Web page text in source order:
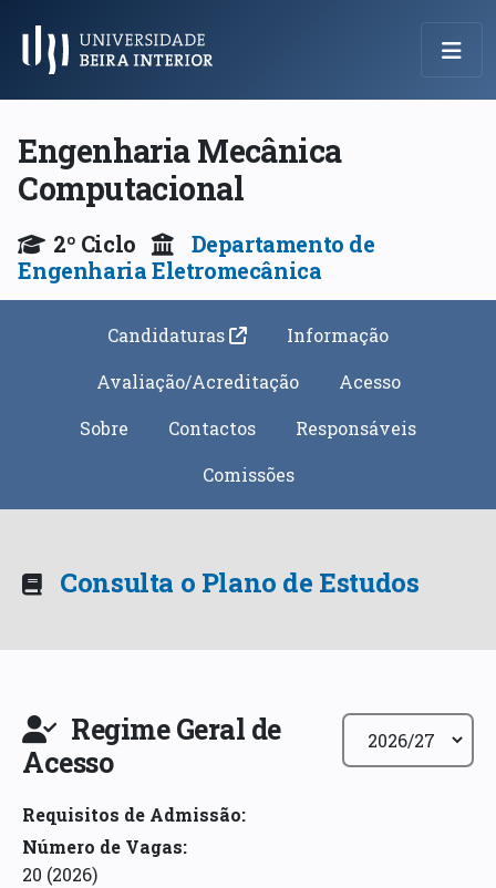
Menu Principal
Engenharia Mecânica
Computacional
2º Ciclo
Departamento de
Engenharia Eletromecânica
Candidaturas
Informação
Avaliação/Acreditação
Acesso
Sobre
Contactos
Responsáveis
Comissões
Consulta o Plano de Estudos
Regime Geral de
Acesso
Requisitos de Admissão:
Número de Vagas:
20 (2026)